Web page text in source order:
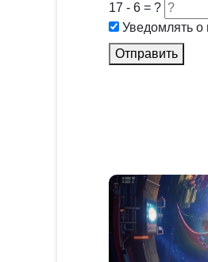
17 - 6 = ?
Уведомлять о
Отправить